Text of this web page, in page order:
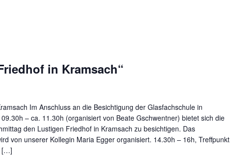
in Kramsach“
Im Anschluss an die Besichtigung der Glasfachschule in
– ca. 11.30h (organisiert von Beate Gschwentner) bietet sich die
den Lustigen Friedhof in Kramsach zu besichtigen. Das
von unserer Kollegin Maria Egger organisiert. 14.30h – 16h, Treffpunkt
[…]